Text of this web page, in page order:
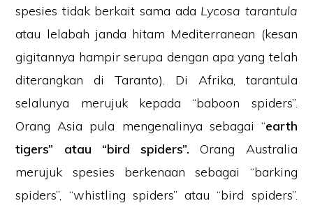
spesies tidak berkait sama ada Lycosa tarantula
atau lelabah janda hitam Mediterranean (kesan
gigitannya hampir serupa dengan apa yang telah
diterangkan di Taranto). Di Afrika, tarantula
selalunya merujuk kepada “baboon spiders”.
Orang Asia pula mengenalinya sebagai “earth
tigers” atau “bird spiders”. Orang Australia
merujuk spesies berkenaan sebagai “barking
spiders”, “whistling spiders” atau “bird spiders”.